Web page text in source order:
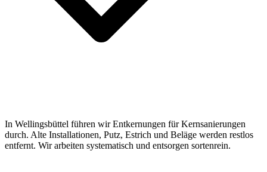
In Wellingsbüttel führen wir Entkernungen für Kernsanierungen
durch. Alte Installationen, Putz, Estrich und Beläge werden restlos
entfernt. Wir arbeiten systematisch und entsorgen sortenrein.